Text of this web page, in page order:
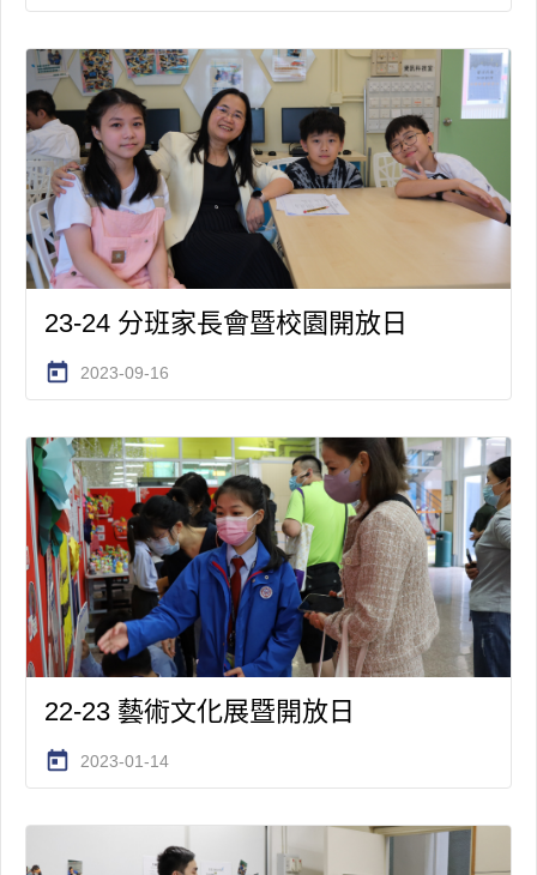
23-24 分班家長會暨校園開放日
today 2023-09-16
22-23 藝術文化展暨開放日
today 2023-01-14